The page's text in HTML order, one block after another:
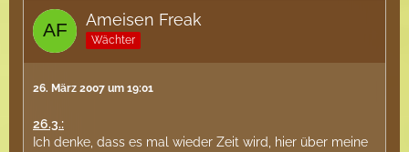
Ameisen Freak
Wächter
26. März 2007 um 19:01
26.3.:
Ich denke, dass es mal wieder Zeit wird, hier über meine